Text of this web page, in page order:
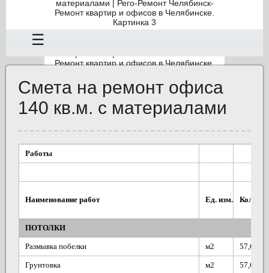
Скидки и акции
Вызвать
прораба
☰
Смета на ремонт офиса
140 кв.м. с материалами
Работы
Наименование работ Ед. изм. Кол-во
ПОТОЛКИ
Размывка побелки м2 57,6
Грунтовка м2 57,6